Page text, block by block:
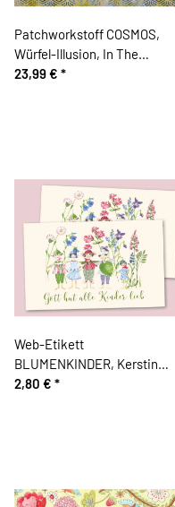
Patchworkstoff COSMOS,
Würfel-Illusion, In The
Beginning
23,99 € *
Web-Etikett
BLUMENKINDER, Kerstin
Heß, Acufactum
2,80 € *